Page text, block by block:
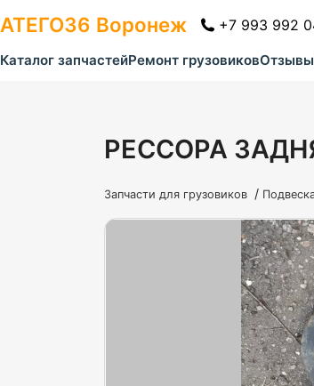
АТЕГО36 Воронеж +7 993 992
Каталог запчастейРемонт грузовиковОтзывы
РЕССОРА
Запчасти для грузовиков /